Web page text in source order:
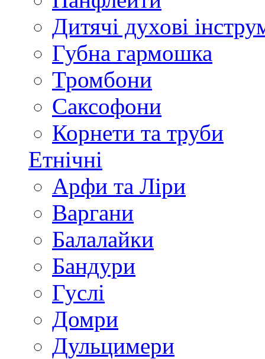
Дитячі духові
Губна гармошка
Тромбони
Саксофони
Корнети та труби
Етнічні
Арфи та Ліри
Варгани
Балалайки
Бандури
Гуслі
Домри
Дульцимери